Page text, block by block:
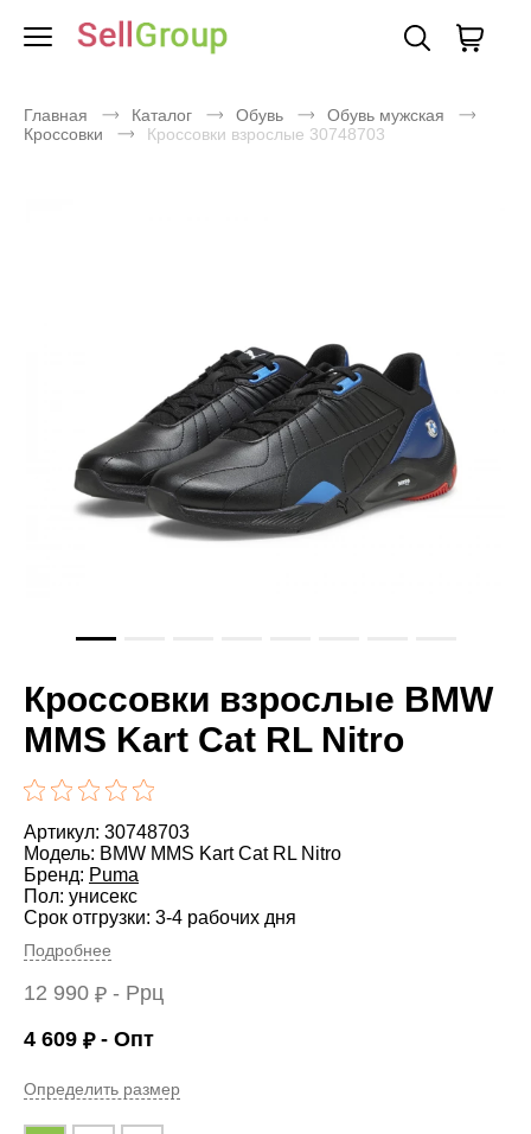
Главная Каталог Обувь
Обувь мужская
Кроссовки
Кроссовки взрослые 30748703
Кроссовки взрослые BMW
MMS Kart Cat RL Nitro
Артикул: 30748703
Модель: BMW MMS Kart Cat RL Nitro
Бренд: Puma
Пол: унисекс
Срок отгрузки: 3-4 рабочих дня
Подробнее
12 990 ₽ - Ррц
4 609 ₽- Опт
Определить размер